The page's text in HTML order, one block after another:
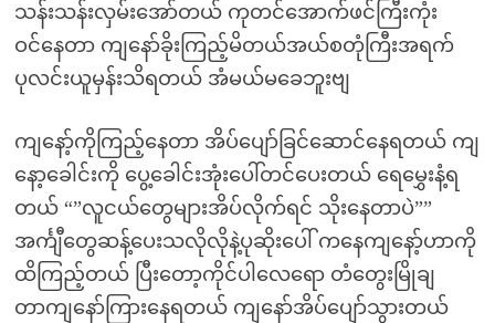
သန်းသန်းလှမ်းအော်တယ် ကုတင်အောက်ဖင်ကြီးကုံး
ဝင်နေတာ ကျနော်ခိုးကြည့်မိတယ်အယ်စတုံကြီးအရက်
ပုလင်းယူမှန်းသိရတယ် အံမယ်မခေဘူးဗျ
ကျနော့်ကိုကြည့်နေတာ အိပ်ပျော်ခြင်ဆောင်နေရတယ် ကျ
နော့ခေါင်းကို ပွေ့ခေါင်းအုံးပေါ်တင်ပေးတယ် ရေမွှေးနံ့ရ
တယ် “”လူငယ်တွေများအိပ်လိုက်ရင် သိုးနေတာပဲ””
အင်္ကျီတွေဆန့်ပေးသလိုလိုနဲ့ပုဆိုးပေါ် ကနေကျနော့်ဟာကို
ထိကြည့်တယ် ပြီးတော့ကိုင်ပါလေရော တံတွေးမြိုချ
တာကျနော်ကြားနေရတယ် ကျနော်အိပ်ပျော်သွားတယ်